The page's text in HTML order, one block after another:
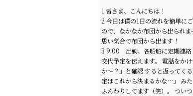
e
b
o
o
k
1皆さま、こんにちは！
2今日は僕の1日の流れを簡単に
ので、なかなか布団から出られ
思い気合で布団から出ます！
3 9:00 出勤、各船舶に定期連絡
交代予定を伝えます。 電話をか
か〜？」と確認 すると返ってく
定はこれから決まるかな…」 み
ふんわりしてます（笑）。 つい